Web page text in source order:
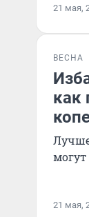
21 мая,
ВЕСНА
как
21 мая,